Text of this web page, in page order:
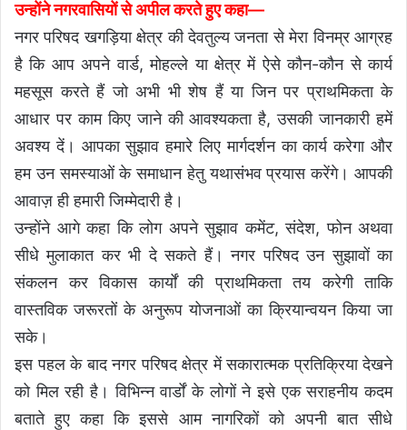
उन्होंने नगरवासियों से अपील करते हुए कहा—
नगर परिषद खगड़िया क्षेत्र की देवतुल्य जनता से मेरा विनम्र आग्रह
है कि आप अपने वार्ड, मोहल्ले या क्षेत्र में ऐसे कौन-कौन से कार्य
महसूस करते हैं जो अभी भी शेष हैं या जिन पर प्राथमिकता के
आधार पर काम किए जाने की आवश्यकता है, उसकी जानकारी हमें
अवश्य दें। आपका सुझाव हमारे लिए मार्गदर्शन का कार्य करेगा और
हम उन समस्याओं के समाधान हेतु यथासंभव प्रयास करेंगे। आपकी
आवाज़ ही हमारी जिम्मेदारी है।
उन्होंने आगे कहा कि लोग अपने सुझाव कमेंट, संदेश, फोन अथवा
सीधे मुलाकात कर भी दे सकते हैं। नगर परिषद उन सुझावों का
संकलन कर विकास कार्यों की प्राथमिकता तय करेगी ताकि
वास्तविक जरूरतों के अनुरूप योजनाओं का क्रियान्वयन किया जा
सके।
इस पहल के बाद नगर परिषद क्षेत्र में सकारात्मक प्रतिक्रिया देखने
को मिल रही है। विभिन्न वार्डों के लोगों ने इसे एक सराहनीय कदम
बताते हुए कहा कि इससे आम नागरिकों को अपनी बात सीधे